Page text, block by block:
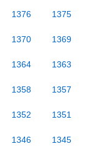
1376 1375
1370 1369
1364 1363
1358 1357
1352 1351
1346 1345